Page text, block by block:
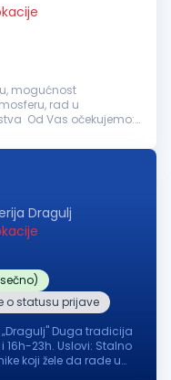
rad u
Dragulj
o statusu prijave
„Dragulj" Duga tradicija
Uslovi: Stalno